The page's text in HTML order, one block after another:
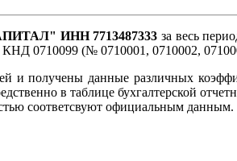
ИНН 7713487333 за весь
0710099 (№ 0710001, 0710002,
и получены данные различных
в таблице бухгалтерской
соответсвуют официальным данным.